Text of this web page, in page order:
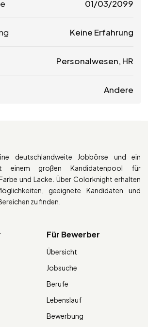
01/03/2099
Keine Erfahrung
Personalwesen, HR
Andere
deutschlandweite Jobbörse und ein
einem großen Kandidatenpool für
und Lacke. Über Colorknight erhalten
geeignete Kandidaten und
zu finden.
Für Bewerber
Übersicht
Jobsuche
Berufe
Lebenslauf
Bewerbung